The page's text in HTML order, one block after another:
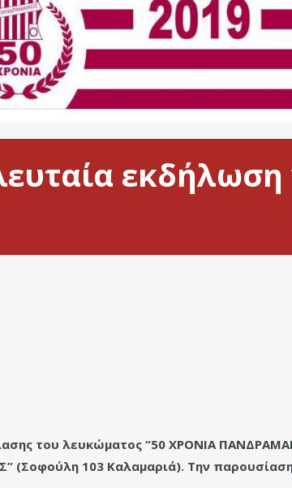
εκδήλωση
του λευκώματος “50 ΧΡΟΝΙΑ
(Σοφούλη 103 Καλαμαριά). Την